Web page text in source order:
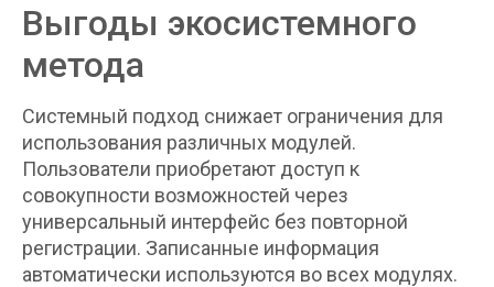
Выгоды экосистемного
метода
Системный подход снижает ограничения для
использования различных модулей.
Пользователи приобретают доступ к
совокупности возможностей через
универсальный интерфейс без повторной
регистрации. Записанные информация
автоматически используются во всех модулях.